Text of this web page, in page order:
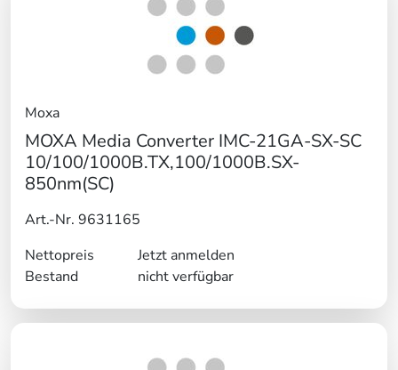
Moxa
MOXA Media Converter IMC-21GA-SX-SC
10/100/1000B.TX,100/1000B.SX-
850nm(SC)
Art.-Nr. 9631165
Nettopreis
Jetzt anmelden
Bestand
nicht verfügbar